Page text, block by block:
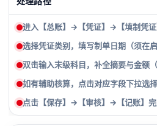
进入【总账】→【凭证】→【填制凭证
选择凭证类别，填写制单日期（须在启
双击输入末级科目，补全摘要与金额（
如有辅助核算，点击对应字段下拉选
点击【保存】→【审核】→【记账】